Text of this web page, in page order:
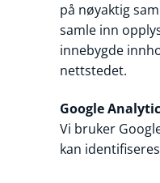
på nøyaktig
samle inn
innebygde
nettstedet.
Google
Vi bruker
kan